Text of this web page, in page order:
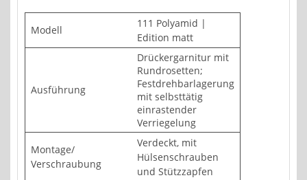
Modell
111 Polyamid |
Edition matt
Ausführung
Drückergarnitur mit
Rundrosetten;
Festdrehbarlagerung
mit selbsttätig
einrastender
Verriegelung
Montage/
Verschraubung
Verdeckt, mit
Hülsenschrauben
und Stützzapfen